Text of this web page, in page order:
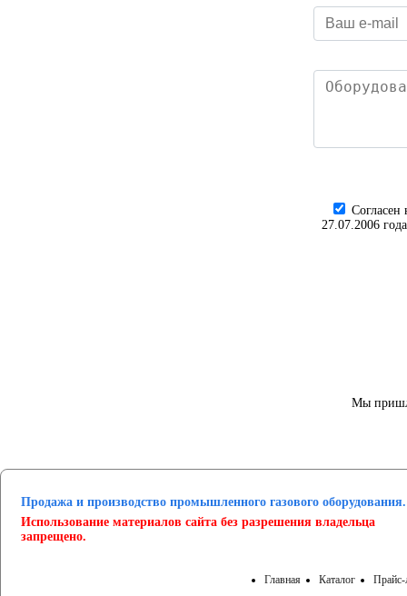
27.07.2006
Мы
Продажа и производство промышленного газового оборудования.
Использование материалов сайта без разрешения владельца
запрещено.
Главная Каталог Прайс-